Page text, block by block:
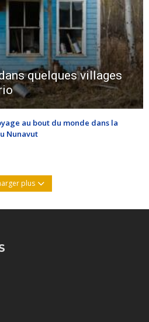
quelques villages
au bout du monde dans la
Nunavut
plus